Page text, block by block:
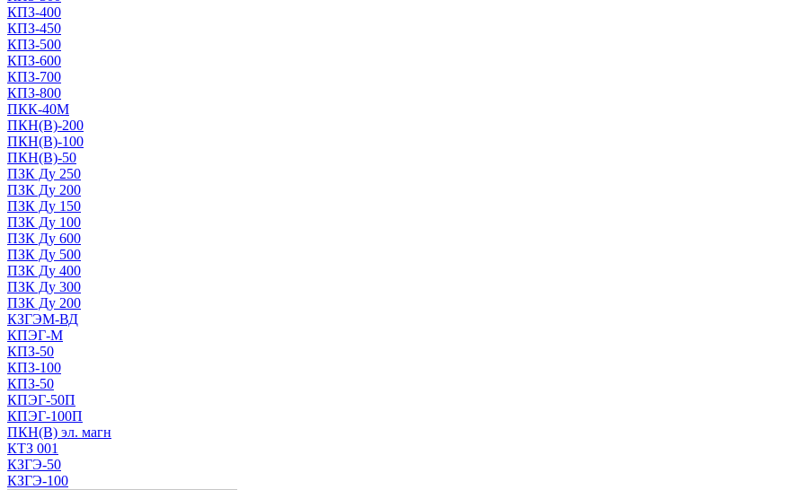
КПЗ-400
КПЗ-450
КПЗ-500
КПЗ-600
КПЗ-700
КПЗ-800
ПКК-40М
ПКН(В)-200
ПКН(В)-100
ПКН(В)-50
ПЗК Ду 250
ПЗК Ду 200
ПЗК Ду 150
ПЗК Ду 100
ПЗК Ду 600
ПЗК Ду 500
ПЗК Ду 400
ПЗК Ду 300
ПЗК Ду 200
КЗГЭМ-ВД
КПЭГ-М
КПЗ-50
КПЗ-100
КПЗ-50
КПЭГ-50П
КПЭГ-100П
ПКН(В) эл. магн
КТЗ 001
КЗГЭ-50
КЗГЭ-100